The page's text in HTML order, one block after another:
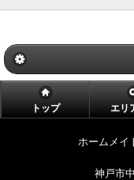
トップ エリ
ホームメ
神戸市